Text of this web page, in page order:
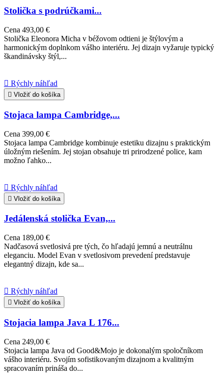
Stolička s podrúčkami...
Cena 493,00 €
Stolička Eleonora Micha v béžovom odtieni je štýlovým a
harmonickým doplnkom vášho interiéru. Jej dizajn vyžaruje typický
škandinávsky štýl,...
 Rýchly náhľad
 Vložiť do košíka
Stojaca lampa Cambridge,...
Cena 399,00 €
Stojaca lampa Cambridge kombinuje estetiku dizajnu s praktickým
úložným riešením. Jej stojan obsahuje tri prirodzené police, kam
možno ľahko...
 Rýchly náhľad
 Vložiť do košíka
Jedálenská stolička Evan,...
Cena 189,00 €
Nadčasová svetlosivá pre tých, čo hľadajú jemnú a neutrálnu
eleganciu. Model Evan v svetlosivom prevedení predstavuje
elegantný dizajn, kde sa...
 Rýchly náhľad
 Vložiť do košíka
Stojacia lampa Java L 176...
Cena 249,00 €
Stojacia lampa Java od Good&Mojo je dokonalým spoločníkom
vášho interiéru. Svojím sofistikovaným dizajnom a kvalitným
spracovaním prináša do...